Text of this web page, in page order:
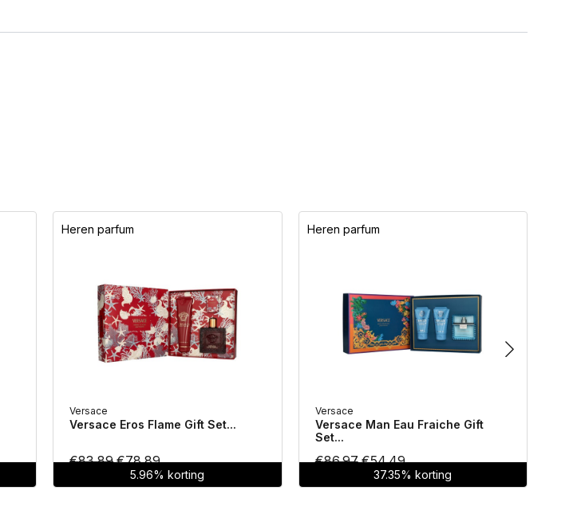
Heren parfum
Versace
Versace Eros Flame Gift Set...
€83.89Oorspronkelijke
prijs
€78.89Huidige
prijs
5.96% korting
Heren parfum
Versace
Versace Man Eau Fraiche Gift
Set...
€86.97Oorspronkelijke
prijs
€54.49Huidige
prijs
37.35% korting